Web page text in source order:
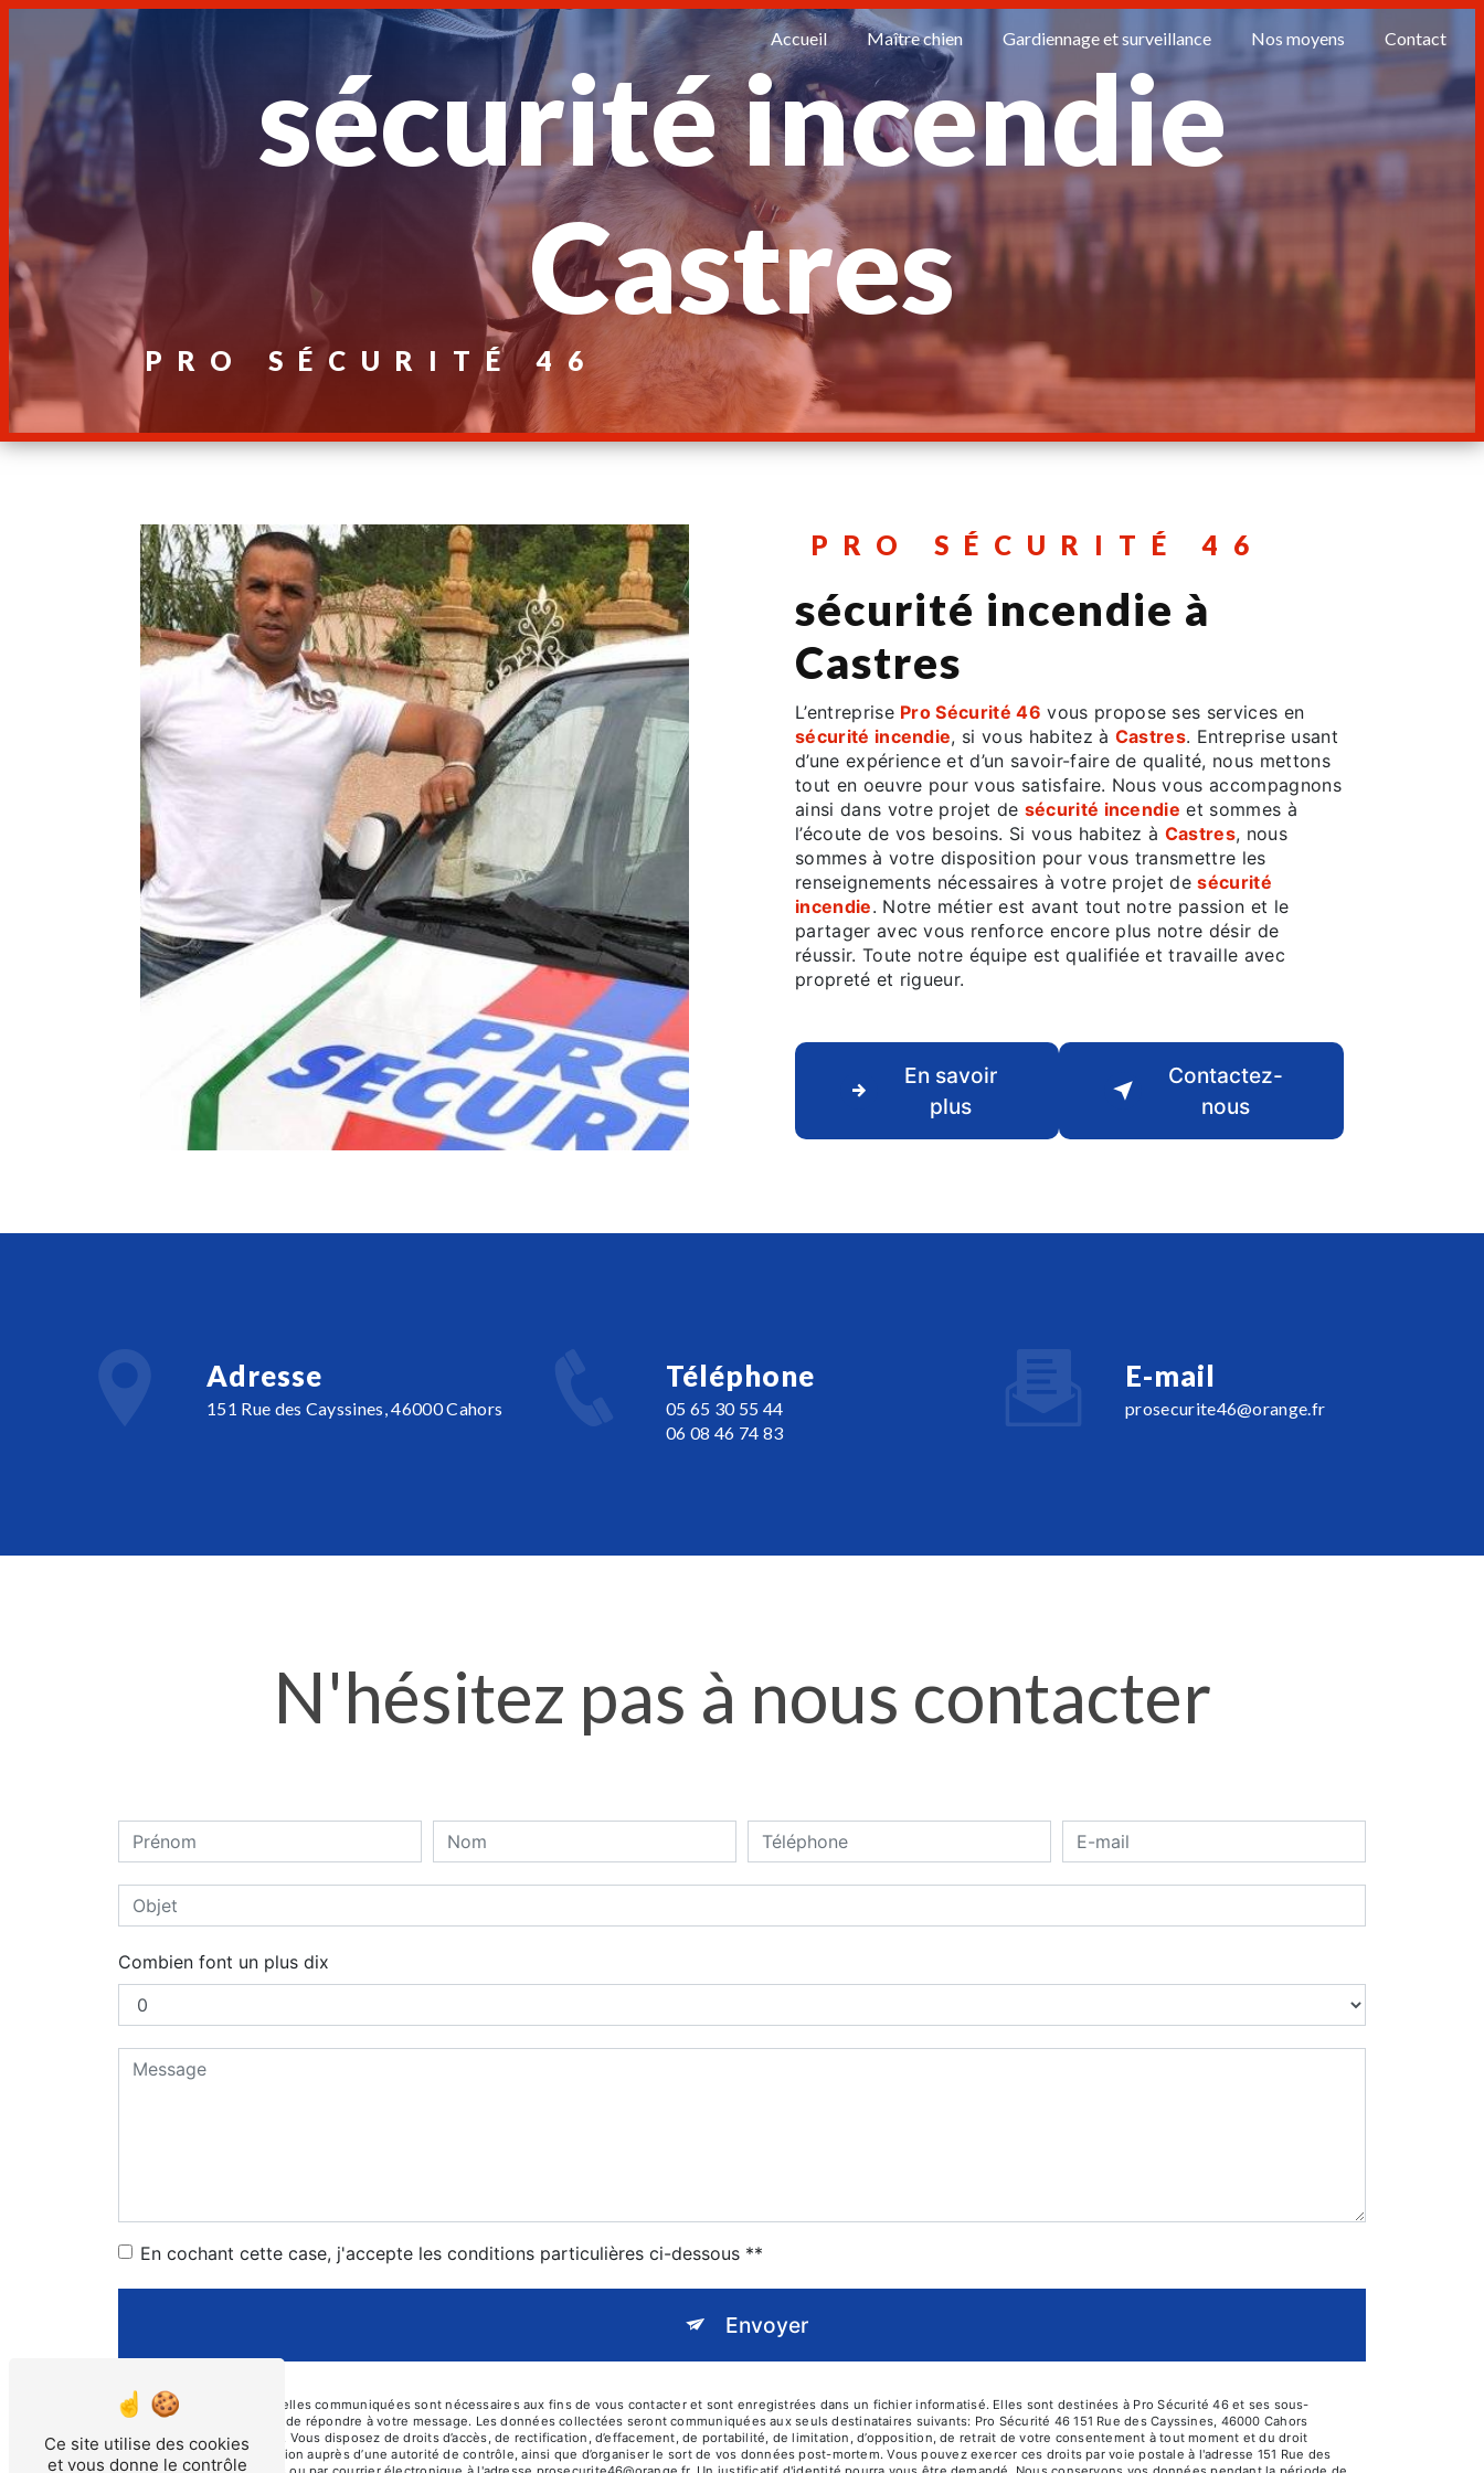
Accueil Maître chien Gardiennage et surveillance Nos moyens Contact
sécurité incendie
Castres
PRO SÉCURITÉ 46
PRO SÉCURITÉ 46
sécurité incendie à
Castres
L’entreprise Pro Sécurité 46 vous propose ses services en
sécurité incendie, si vous habitez à Castres. Entreprise usant
d’une expérience et d’un savoir-faire de qualité, nous mettons
tout en oeuvre pour vous satisfaire. Nous vous accompagnons
ainsi dans votre projet de sécurité incendie et sommes à
l’écoute de vos besoins. Si vous habitez à Castres, nous
sommes à votre disposition pour vous transmettre les
renseignements nécessaires à votre projet desécurité
incendie. Notre métier est avant tout notre passion et le
partager avec vous renforce encore plus notre désir de
réussir. Toute notre équipe est qualifiée et travaille avec
propreté et rigueur.
En savoir
plus
Contactez-
nous
Adresse
151 Rue des Cayssines, 46000 Cahors
Téléphone
05 65 30 55 44
06 08 46 74 83
E-mail
prosecurite46@orange.fr
N'hésitez pas à nous contacter
Combien font un plus dix
En cochant cette case, j'accepte les conditions particulières ci-dessous **
Envoyer
** Les données personnelles communiquées sont nécessaires aux fins de vous contacter et sont enregistrées dans un fichier informatisé. Elles sont destinées à Pro Sécurité 46 et ses sous-
traitants dans le seul but de répondre à votre message. Les données collectées seront communiquées aux seuls destinataires suivants: Pro Sécurité 46 151 Rue des Cayssines, 46000 Cahors
prosecurite46@orange.fr. Vous disposez de droits d’accès, de rectification, d’effacement, de portabilité, de limitation, d’opposition, de retrait de votre consentement à tout moment et du droit
d’introduire une réclamation auprès d’une autorité de contrôle, ainsi que d’organiser le sort de vos données post-mortem. Vous pouvez exercer ces droits par voie postale à l'adresse 151 Rue des
Panneau de gestion des cookies
Ce site utilise des cookies
et vous donne le contrôle